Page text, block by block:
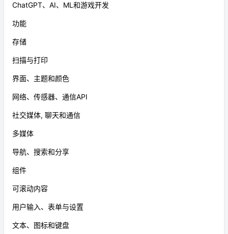
ChatGPT、AI、ML和游戏开发
功能
存储
扫描与打印
界面、主题和颜色
网络、传感器、通信API
社交媒体, 聊天和通信
多媒体
导航、搜索和分享
组件
可滚动内容
用户输入、表单与设置
文本、图标和键盘